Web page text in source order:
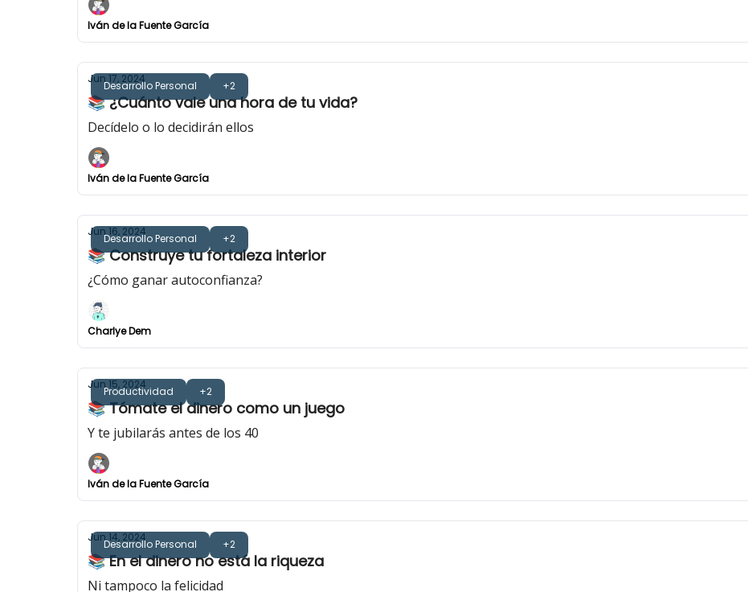
Iván de la Fuente García
Desarrollo Personal +2
Jun 17, 2024
📚 ¿Cuánto vale una hora de tu vida?
Decídelo o lo decidirán ellos
Iván de la Fuente García
Desarrollo Personal +2
Jun 16, 2024
📚 Construye tu fortaleza interior
¿Cómo ganar autoconfianza?
Charlye Dem
Productividad +2
Jun 15, 2024
📚 Tómate el dinero como un juego
Y te jubilarás antes de los 40
Iván de la Fuente García
Desarrollo Personal +2
Jun 14, 2024
📚 En el dinero no está la riqueza
Ni tampoco la felicidad